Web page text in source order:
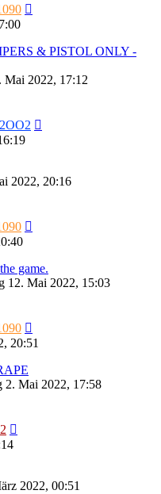
& PISTOL ONLY -
2022, 17:12
2022, 20:16
game.
12. Mai 2022, 15:03
20:51
2. Mai 2022, 17:58
2022, 00:51